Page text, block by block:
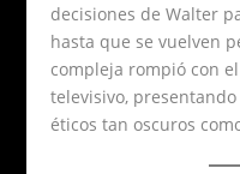
decisiones de Walter
hasta que se vuelven
compleja rompió con
televisivo,
éticos tan oscuros